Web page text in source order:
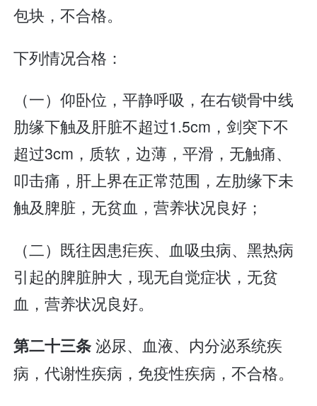
包块，不合格。
下列情况合格：
（一）仰卧位，平静呼吸，在右锁骨中线
肋缘下触及肝脏不超过1.5cm，剑突下不
超过3cm，质软，边薄，平滑，无触痛、
叩击痛，肝上界在正常范围，左肋缘下未
触及脾脏，无贫血，营养状况良好；
（二）既往因患疟疾、血吸虫病、黑热病
引起的脾脏肿大，现无自觉症状，无贫
血，营养状况良好。
第二十三条泌尿、血液、内分泌系统疾
病，代谢性疾病，免疫性疾病，不合格。